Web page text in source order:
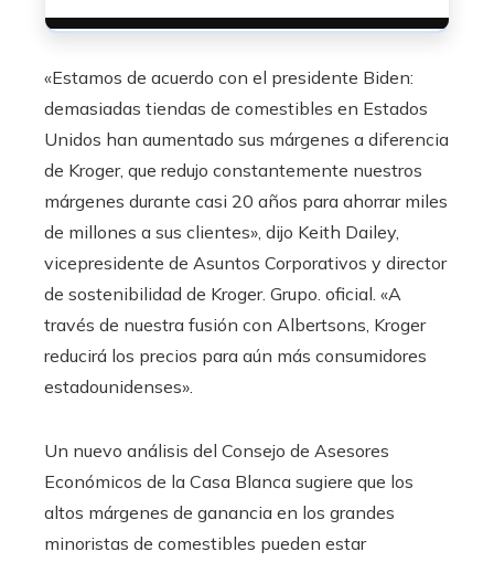
«Estamos de acuerdo con el presidente Biden:
demasiadas tiendas de comestibles en Estados
Unidos han aumentado sus márgenes a diferencia
de Kroger, que redujo constantemente nuestros
márgenes durante casi 20 años para ahorrar miles
de millones a sus clientes», dijo Keith Dailey,
vicepresidente de Asuntos Corporativos y director
de sostenibilidad de Kroger. Grupo. oficial. «A
través de nuestra fusión con Albertsons, Kroger
reducirá los precios para aún más consumidores
estadounidenses».
Un nuevo análisis del Consejo de Asesores
Económicos de la Casa Blanca sugiere que los
altos márgenes de ganancia en los grandes
minoristas de comestibles pueden estar